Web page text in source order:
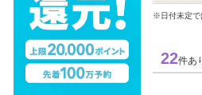
※日付未定で
22件あ